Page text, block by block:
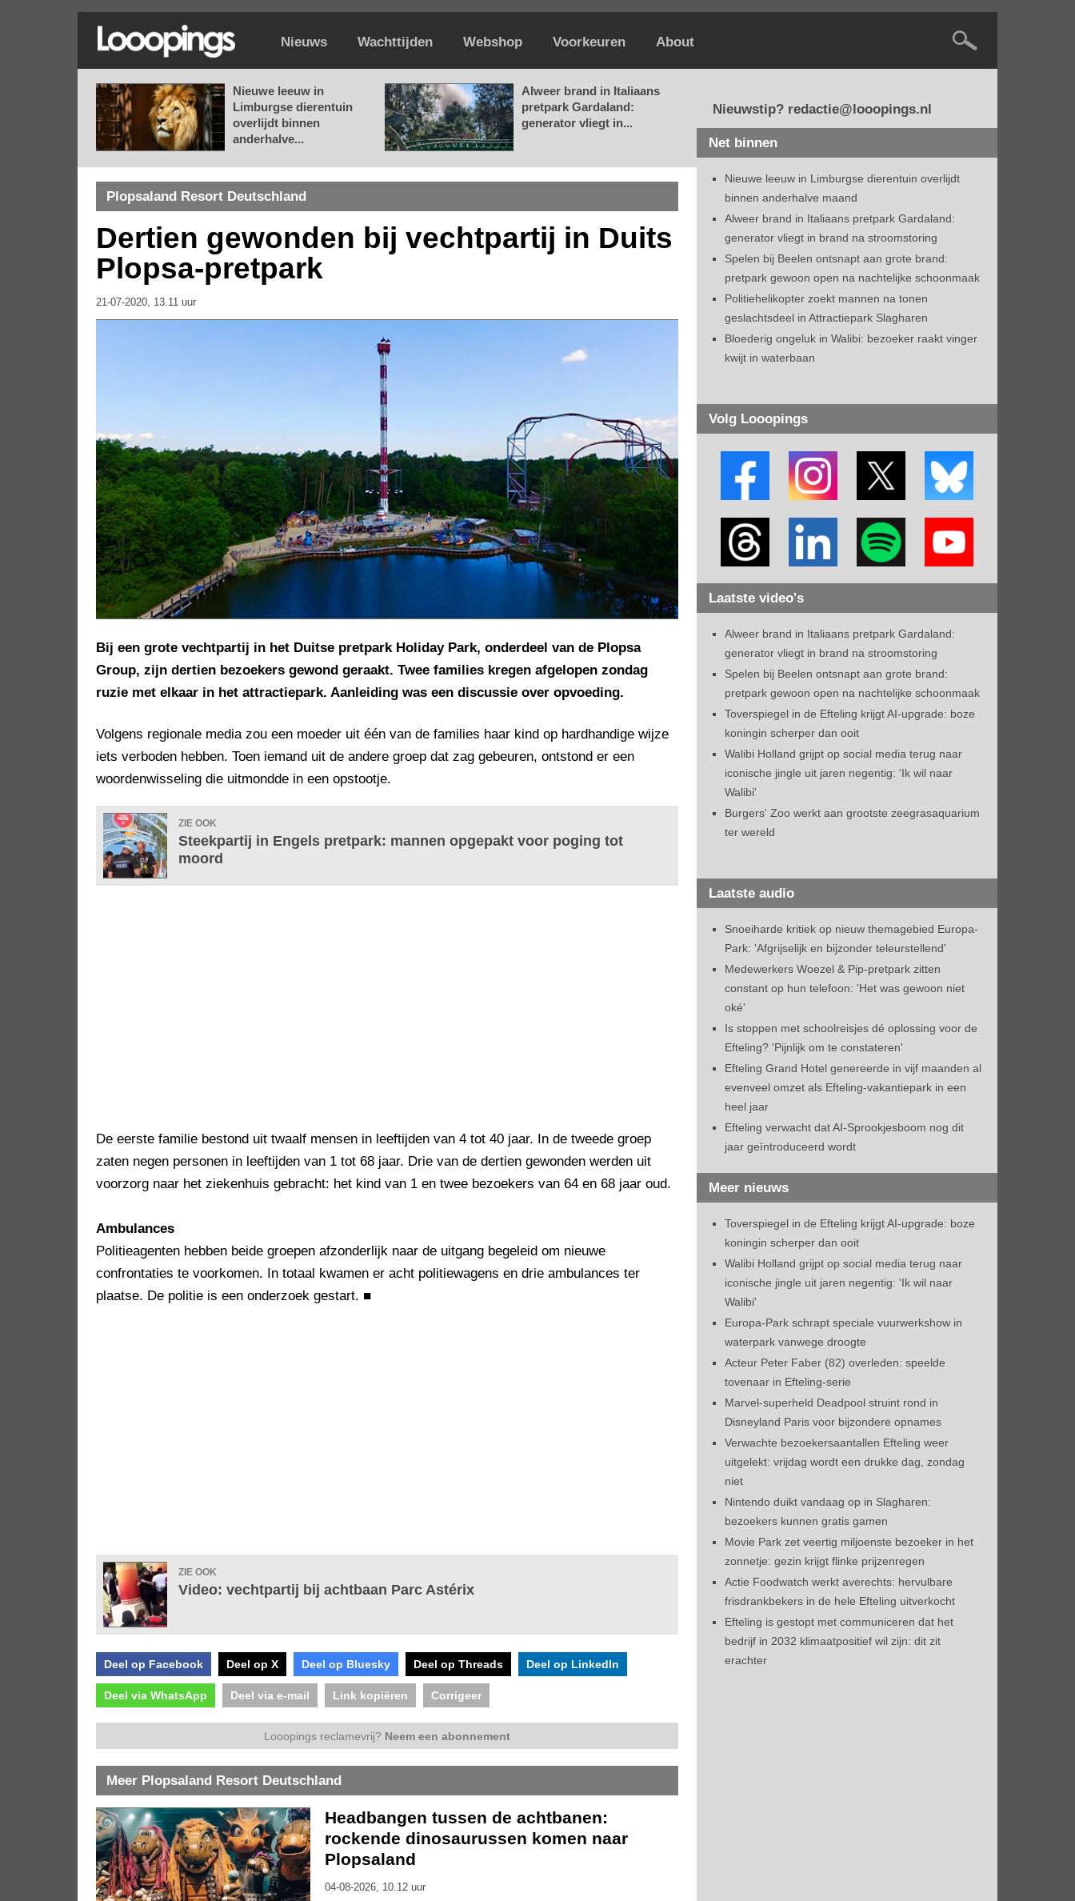
Nieuws Wachttijden Webshop Voorkeuren About
Nieuwe leeuw in
Limburgse dierentuin
overlijdt binnen
anderhalve...
Alweer brand in Italiaans
pretpark Gardaland:
generator vliegt in...
Plopsaland Resort Deutschland
Dertien gewonden bij vechtpartij in Duits
Plopsa-pretpark
21-07-2020, 13.11 uur
Bij een grote vechtpartij in het Duitse pretpark Holiday Park, onderdeel van de Plopsa
Group, zijn dertien bezoekers gewond geraakt. Twee families kregen afgelopen zondag
ruzie met elkaar in het attractiepark. Aanleiding was een discussie over opvoeding.
Volgens regionale media zou een moeder uit één van de families haar kind op hardhandige wijze
iets verboden hebben. Toen iemand uit de andere groep dat zag gebeuren, ontstond er een
woordenwisseling die uitmondde in een opstootje.
ZIE OOK
Steekpartij in Engels pretpark: mannen opgepakt voor poging tot
moord
De eerste familie bestond uit twaalf mensen in leeftijden van 4 tot 40 jaar. In de tweede groep
zaten negen personen in leeftijden van 1 tot 68 jaar. Drie van de dertien gewonden werden uit
voorzorg naar het ziekenhuis gebracht: het kind van 1 en twee bezoekers van 64 en 68 jaar oud.
Ambulances
Politieagenten hebben beide groepen afzonderlijk naar de uitgang begeleid om nieuwe
confrontaties te voorkomen. In totaal kwamen er acht politiewagens en drie ambulances ter
plaatse. De politie is een onderzoek gestart. ■
ZIE OOK
Video: vechtpartij bij achtbaan Parc Astérix
Deel op Facebook Deel op X Deel op Bluesky Deel op Threads Deel op LinkedIn
Deel via WhatsApp Deel via e-mail Link kopiëren Corrigeer
Looopings reclamevrij? Neem een abonnement
Meer Plopsaland Resort Deutschland
Headbangen tussen de achtbanen:
rockende dinosaurussen komen naar
Plopsaland
04-08-2026, 10.12 uur
Nieuwstip? redactie@looopings.nl
Net binnen
Nieuwe leeuw in Limburgse dierentuin overlijdt
binnen anderhalve maand
Alweer brand in Italiaans pretpark Gardaland:
generator vliegt in brand na stroomstoring
Spelen bij Beelen ontsnapt aan grote brand:
pretpark gewoon open na nachtelijke schoonmaak
Politiehelikopter zoekt mannen na tonen
geslachtsdeel in Attractiepark Slagharen
Bloederig ongeluk in Walibi: bezoeker raakt vinger
kwijt in waterbaan
Volg Looopings
Laatste video's
Alweer brand in Italiaans pretpark Gardaland:
generator vliegt in brand na stroomstoring
Spelen bij Beelen ontsnapt aan grote brand:
pretpark gewoon open na nachtelijke schoonmaak
Toverspiegel in de Efteling krijgt AI-upgrade: boze
koningin scherper dan ooit
Walibi Holland grijpt op social media terug naar
iconische jingle uit jaren negentig: 'Ik wil naar
Walibi'
Burgers' Zoo werkt aan grootste zeegrasaquarium
ter wereld
Laatste audio
Snoeiharde kritiek op nieuw themagebied Europa-
Park: 'Afgrijselijk en bijzonder teleurstellend'
Medewerkers Woezel & Pip-pretpark zitten
constant op hun telefoon: 'Het was gewoon niet
oké'
Is stoppen met schoolreisjes dé oplossing voor de
Efteling? 'Pijnlijk om te constateren'
Efteling Grand Hotel genereerde in vijf maanden al
evenveel omzet als Efteling-vakantiepark in een
heel jaar
Efteling verwacht dat AI-Sprookjesboom nog dit
jaar geïntroduceerd wordt
Meer nieuws
Toverspiegel in de Efteling krijgt AI-upgrade: boze
koningin scherper dan ooit
Walibi Holland grijpt op social media terug naar
iconische jingle uit jaren negentig: 'Ik wil naar
Walibi'
Europa-Park schrapt speciale vuurwerkshow in
waterpark vanwege droogte
Acteur Peter Faber (82) overleden: speelde
tovenaar in Efteling-serie
Marvel-superheld Deadpool struint rond in
Disneyland Paris voor bijzondere opnames
Verwachte bezoekersaantallen Efteling weer
uitgelekt: vrijdag wordt een drukke dag, zondag
niet
Nintendo duikt vandaag op in Slagharen:
bezoekers kunnen gratis gamen
Movie Park zet veertig miljoenste bezoeker in het
zonnetje: gezin krijgt flinke prijzenregen
Actie Foodwatch werkt averechts: hervulbare
frisdrankbekers in de hele Efteling uitverkocht
Efteling is gestopt met communiceren dat het
bedrijf in 2032 klimaatpositief wil zijn: dit zit
erachter